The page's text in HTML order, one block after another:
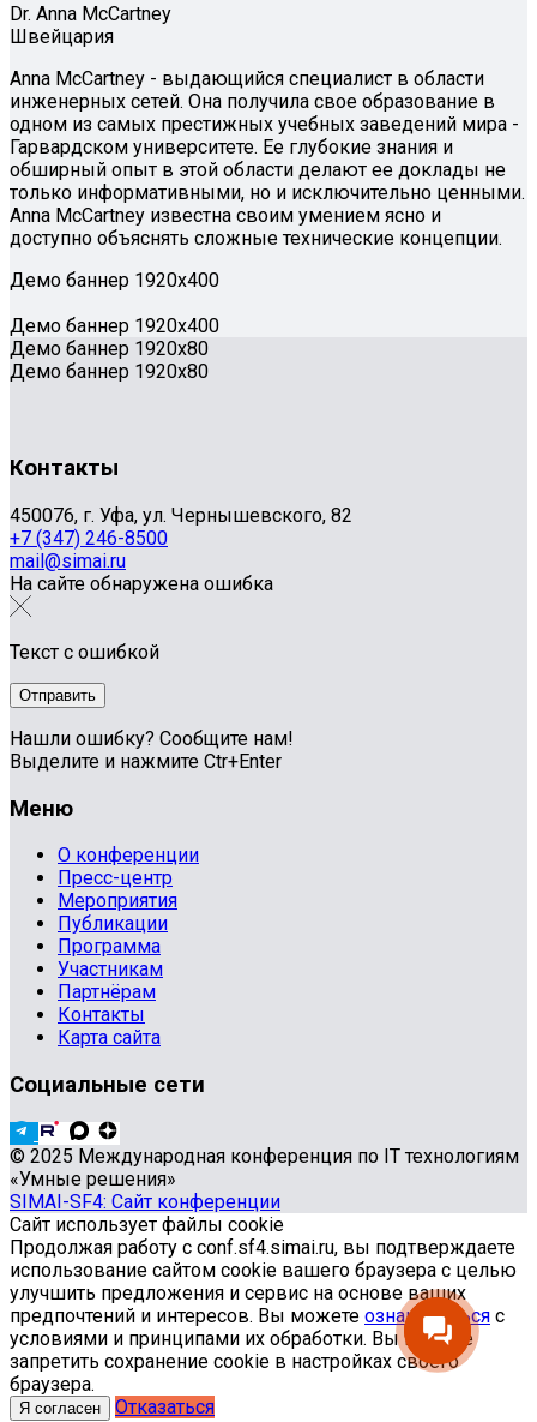
Dr. Anna McCartney
Швейцария
Anna McCartney - выдающийся специалист в области
инженерных сетей. Она получила свое образование в
одном из самых престижных учебных заведений мира -
Гарвардском университете. Ее глубокие знания и
обширный опыт в этой области делают ее доклады не
только информативными, но и исключительно ценными.
Anna McCartney известна своим умением ясно и
доступно объяснять сложные технические концепции.
Демо баннер 1920х400
Демо баннер 1920х400
Демо баннер 1920x80
Демо баннер 1920x80
Контакты
450076, г. Уфа, ул. Чернышевского, 82
+7 (347) 246-8500
mail@simai.ru
На сайте обнаружена ошибка
Текст с ошибкой
Нашли ошибку? Сообщите нам!
Выделите и нажмите Ctr+Enter
Меню
О конференции
Пресс-центр
Мероприятия
Публикации
Программа
Участникам
Партнёрам
Контакты
Карта сайта
Социальные сети
© 2025 Международная конференция по IT технологиям
«Умные решения»
SIMAI-SF4: Сайт конференции
Сайт использует файлы cookie
Продолжая работу с conf.sf4.simai.ru, вы подтверждаете
использование сайтом cookie вашего браузера с целью
улучшить предложения и сервис на основе ваших
предпочтений и интересов. Вы можете ознакомиться с
условиями и принципами их обработки. Вы можете
запретить сохранение cookie в настройках своего
браузера.
Я согласен Отказаться